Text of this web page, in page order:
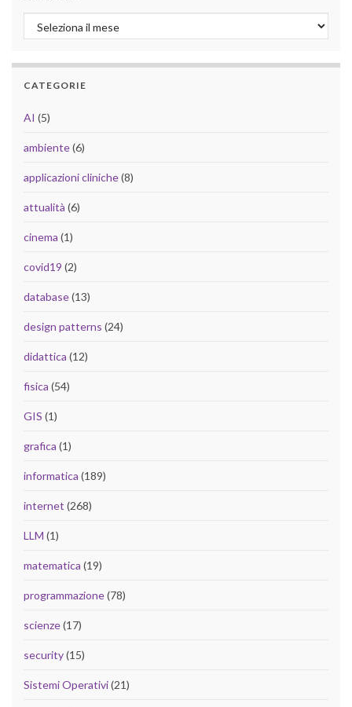
Archivio
CATEGORIE
AI (5)
ambiente(6)
applicazioni cliniche(8)
attualità (6)
cinema (1)
covid19 (2)
database(13)
design patterns (24)
didattica (12)
fisica (54)
GIS (1)
grafica (1)
informatica (189)
internet (268)
LLM (1)
matematica (19)
programmazione(78)
scienze(17)
security(15)
Sistemi Operativi(21)